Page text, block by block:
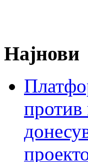
Најнови
против